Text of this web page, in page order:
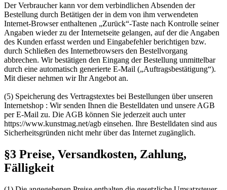
Der Verbraucher kann vor dem verbindlichen Absenden der
Bestellung durch Betätigen der in dem von ihm verwendeten
Internet-Browser enthaltenen „Zurück“-Taste nach Kontrolle seiner
Angaben wieder zu der Internetseite gelangen, auf der die Angaben
des Kunden erfasst werden und Eingabefehler berichtigen bzw.
durch Schließen des Internetbrowsers den Bestellvorgang
abbrechen. Wir bestätigen den Eingang der Bestellung unmittelbar
durch eine automatisch generierte E-Mail („Auftragsbestätigung“).
Mit dieser nehmen wir Ihr Angebot an.
(5) Speicherung des Vertragstextes bei Bestellungen über unseren
Internetshop : Wir senden Ihnen die Bestelldaten und unsere AGB
per E-Mail zu. Die AGB können Sie jederzeit auch unter
https://www.kunstmag.net/agb einsehen. Ihre Bestelldaten sind aus
Sicherheitsgründen nicht mehr über das Internet zugänglich.
§3 Preise, Versandkosten, Zahlung,
Fälligkeit